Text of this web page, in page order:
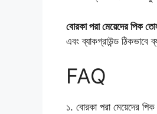
বোরকা পরা মেয়েদের পিক
এবং ব্যাকগ্রাউন্ড ঠিকভাবে
FAQ
১. বোরকা পরা মেয়েদের